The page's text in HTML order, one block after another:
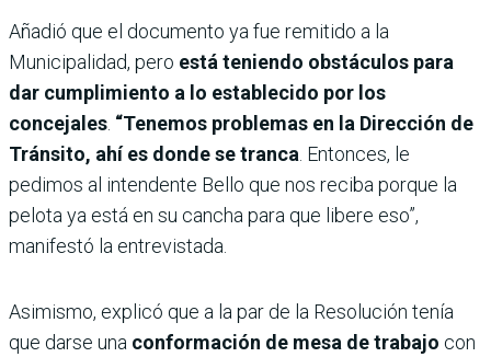
Añadió que el documento ya fue remitido a la
Municipalidad, pero está teniendo obstáculos para
dar cumplimiento a lo establecido por los
concejales. “Tenemos problemas en la Dirección de
Tránsito, ahí es donde se tranca. Entonces, le
pedimos al intendente Bello que nos reciba porque la
pelota ya está en su cancha para que libere eso”,
manifestó la entrevistada.
Asimismo, explicó que a la par de la Resolución tenía
que darse una conformación de mesa de trabajo con